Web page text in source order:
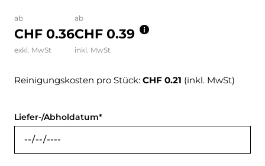
ab
CHF 0.36
exkl. MwSt
ab
CHF 0.39
inkl. MwSt
Reinigungskosten pro Stück: CHF 0.21 (inkl. MwSt)
Liefer-/Abholdatum